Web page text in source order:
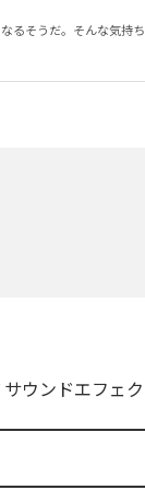
るそうだ。そんな気持
サウンドエフェ